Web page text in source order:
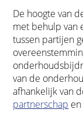
De hoogte van
met behulp van
tussen partijen
van de
afhankelijk van
partnerschap